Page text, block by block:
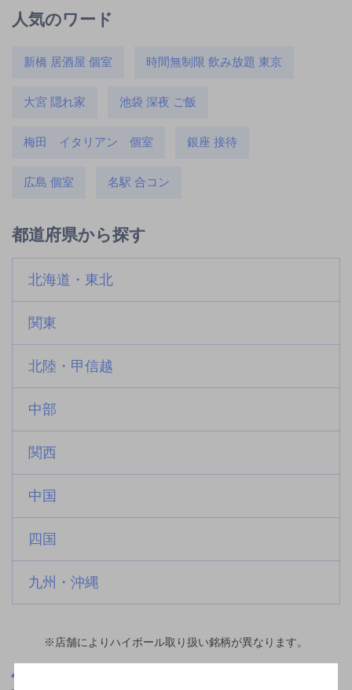
人気のワード
新橋 居酒屋 個室 時間無制限 飲み放題 東京
大宮 隠れ家 池袋 深夜 ご飯
梅田 イタリアン 個室 銀座 接待
広島 個室 名駅 合コン
都道府県から探す
北海道・東北
関東
北陸・甲信越
中部
関西
中国
四国
九州・沖縄
※店舗によりハイボール取り扱い銘柄が異なります。